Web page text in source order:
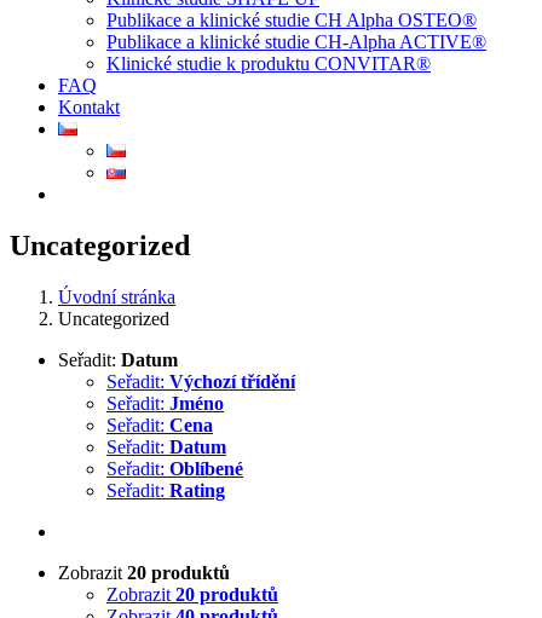
Publikace a klinické studie CH Alpha OSTEO®
Publikace a klinické studie CH-Alpha ACTIVE®
Klinické studie k produktu CONVITAR®
FAQ
Kontakt
Uncategorized
Úvodní stránka
Uncategorized
Seřadit: Datum
Seřadit: Výchozí třídění
Seřadit: Jméno
Seřadit: Cena
Seřadit: Datum
Seřadit: Oblíbené
Seřadit: Rating
Zobrazit 20 produktů
Zobrazit 20 produktů